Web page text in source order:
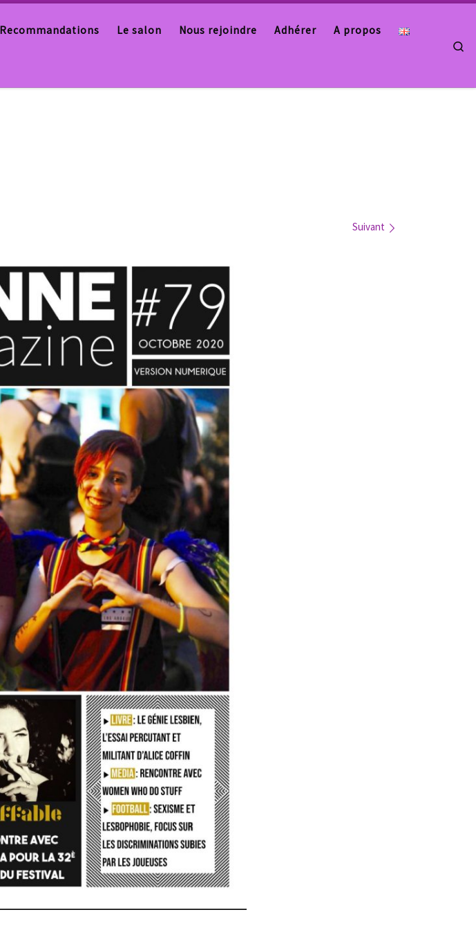
Recommandations Le salon Nous rejoindre Adhérer
A propos
Suivant